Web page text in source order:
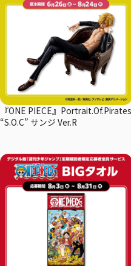
『ONE PIECE』Portrait.Of.Pirates
“S.O.C” サンジ Ver.R